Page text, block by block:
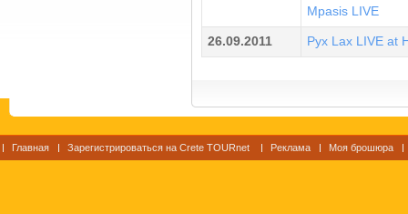
Mpasis LIVE
26.09.2011 Pyx Lax LIVE at
Главная Зарегистрироваться на Crete TOURnet Реклама Моя брошюра